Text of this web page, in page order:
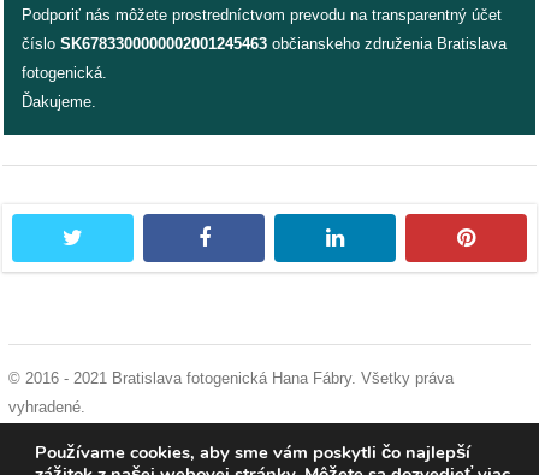
Podporiť nás môžete prostredníctvom prevodu na transparentný účet
číslo SK6783300000002001245463 občianskeho združenia Bratislava
fotogenická.
Ďakujeme.
facebook linkedin
© 2016 - 2021 Bratislava fotogenická Hana Fábry. Všetky práva
vyhradené.
cookies
Používame cookies, aby sme vám poskytli čo najlepší